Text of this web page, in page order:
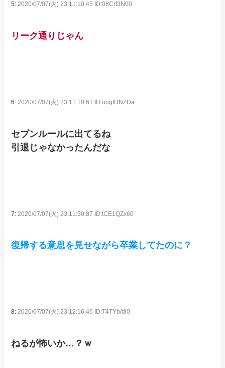
5:2020/07/07(火) 23:11:10.45 ID:08Crf3N00
リーク通りじゃん
6:2020/07/07(火) 23:11:10.61 ID:uogtDNZDa
セブンルールに出てるね
引退じゃなかったんだな
7: 2020/07/07(火) 23:11:50.87 ID:tCE1QZx60
復帰する意思を見せながら卒業してたのに？
8:2020/07/07(火) 23:12:16.46 ID:T4TYb/di0
ねるが怖いか…？ｗ